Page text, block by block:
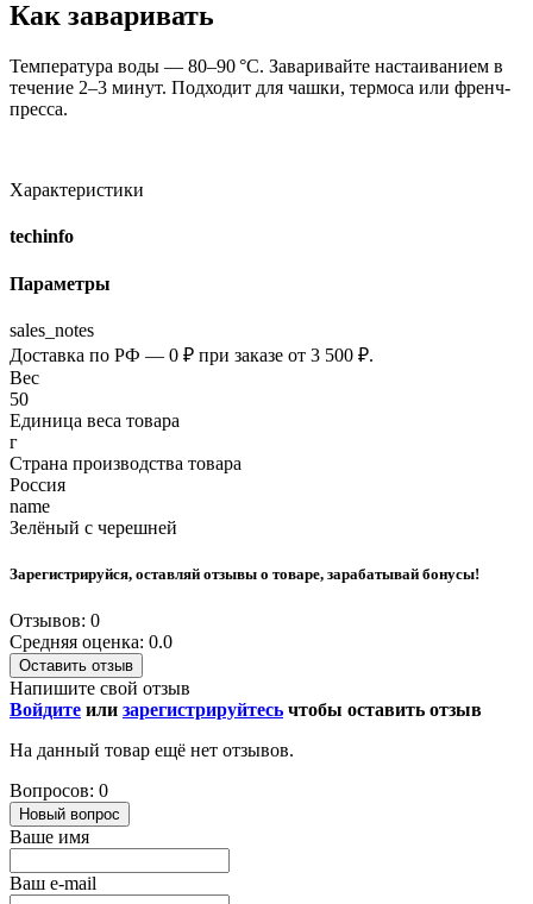
Как заваривать
Температура воды — 80–90 °C. Заваривайте настаиванием в
течение 2–3 минут. Подходит для чашки, термоса или френч-
пресса.
Характеристики
techinfo
Параметры
sales_notes
Доставка по РФ — 0 ₽ при заказе от 3 500 ₽.
Вес
50
Единица веса товара
г
Страна производства товара
Россия
name
Зелёный с черешней
Зарегистрируйся, оставляй отзывы о товаре, зарабатывай бонусы!
Отзывов: 0
Средняя оценка: 0.0
Оставить отзыв
Напишите свой отзыв
Войдите или зарегистрируйтесь чтобы оставить отзыв
На данный товар ещё нет отзывов.
Вопросов: 0
Новый вопрос
Ваше имя
Ваш e-mail